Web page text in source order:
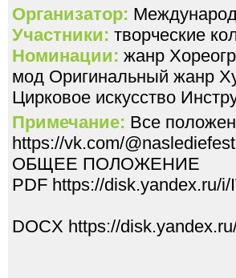
Организатор:
Участники: творческие
Номинации: жанр
мод Оригинальный жанр
Цирковое искусство
Примечание: Все
https://vk.com/
ОБЩЕЕ ПОЛОЖЕНИЕ
PDF https://disk.yandex.ru/
DOCX https://